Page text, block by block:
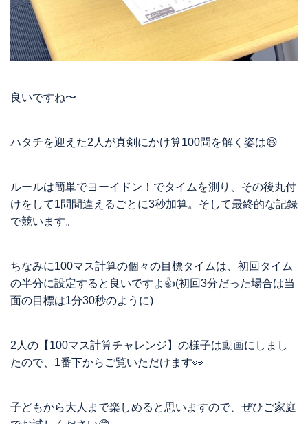
良いですね〜
ハタチを迎えた2人が真剣にかけ算100問を解く姿は😆
ルールは簡単でヨーイドン！でタイムを測り、その後丸付
けをして1問間違えるごとに3秒加算。そして最終的な記録
で競います。
ちなみに100マス計算の個々の目標タイムは、初回タイム
の半分に設定すると良いですよ👍(初回3分だった場合は当
面の目標は1分30秒のように)
2人の【100マス計算チャレンジ】の様子は動画にしまし
たので、1番下からご覧いただけます👀
子どもから大人まで楽しめると思いますので、ぜひご家庭